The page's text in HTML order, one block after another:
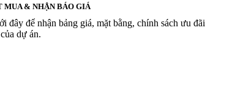
MUA & NHẬN BÁO GIÁ
đây để nhận bảng giá, mặt bằng, chính sách ưu đãi
của dự án.